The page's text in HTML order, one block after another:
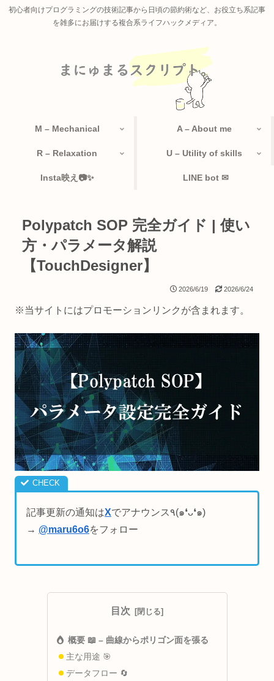
初心者向けプログラミングの技術記事から日頃の節約術など、お役立ち系記事
を雑多にお届けする複合系ライフハックメディア。
M – Mechanical A – About me
R – Relaxation U – Utility of skills
Insta映え📷✨ LINE bot ✉
Polypatch SOP 完全ガイド | 使い
方・パラメータ解説
【TouchDesigner】
2026/6/19 2026/6/24
※当サイトにはプロモーションリンクが含まれます。
記事更新の通知はX
でアナウンス٩(๑❛ᴗ❛๑)
→ @maru6o6をフォロー
目次
概要 📖 – 曲線からポリゴン面を張る
主な用途 🎯
データフロー 🔄